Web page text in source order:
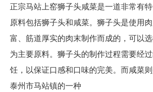
正宗马站上窑狮子头咸菜是一道非常有
原料包括狮子头和咸菜。狮子头是使用
富、筋道厚实的肉末制作而成的，可以
为主要原料。狮子头的制作过程需要经
饪，以保证口感和口味的完美。而咸菜
泰州市马站镇的一种